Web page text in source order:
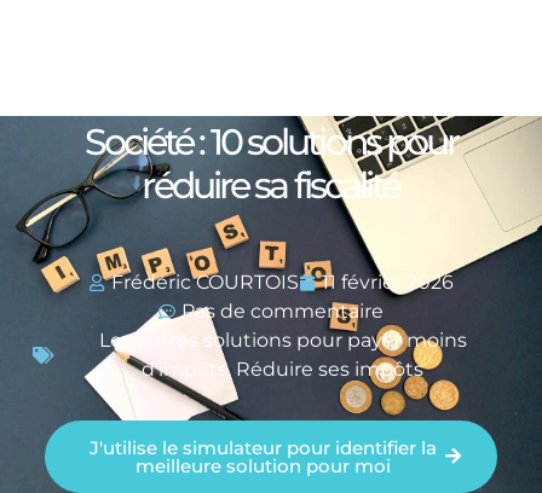
Société : 10 solutions pour
réduire sa fiscalité
Frédéric COURTOIS
11 février 2026
Pas de commentaire
Les autres solutions pour payer moins
d'impôts, Réduire ses impôts
J'utilise le simulateur pour identifier la
meilleure solution pour moi